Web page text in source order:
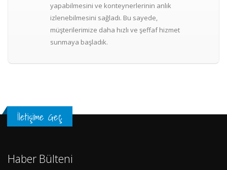
yapabilmesini ve konteynerlerinin anlık
izlenebilmesini sağladı. Bu sayede,
müşterilerimize daha hızlı ve şeffaf hizmet
sunmaya başladık.
İletişime Geç
Haber Bülteni